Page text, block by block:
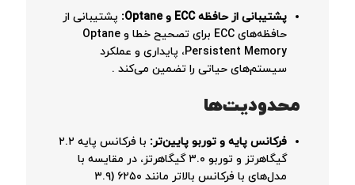
پشتیبانی از حافظه ECC و Optane:
پشتیبانی از
حافظه‌های ECC برای تصحیح خطا و Optane
Persistent Memory، پایداری و عملکرد
سیستم‌های حیاتی را تضمین می‌کند .
محدودیت‌ها
فرکانس پایه و توربو پایین‌تر:
با فرکانس پایه ۲.۲
گیگاهرتز و توربو ۳.۰ گیگاهرتز، در مقایسه با
مدل‌های با فرکانس بالاتر مانند ۶۲۵۰ (۳.۹